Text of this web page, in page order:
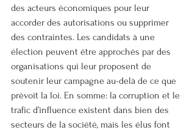
des acteurs économiques pour leur
accorder des autorisations ou supprimer
des contraintes. Les candidats à une
élection peuvent être approchés par des
organisations qui leur proposent de
soutenir leur campagne au-delà de ce que
prévoit la loi. En somme: la corruption et le
trafic d’influence existent dans bien des
secteurs de la société, mais les élus font